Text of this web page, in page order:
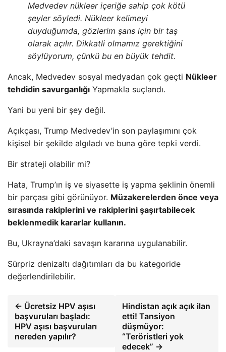
Medvedev nükleer içeriğe sahip çok kötü
şeyler söyledi. Nükleer kelimeyi
duyduğumda, gözlerim şans için bir taş
olarak açılır. Dikkatli olmamız gerektiğini
söylüyorum, çünkü bu en büyük tehdit.
Ancak, Medvedev sosyal medyadan çok geçti Nükleer
tehdidin savurganlığı Yapmakla suçlandı.
Yani bu yeni bir şey değil.
Açıkçası, Trump Medvedev’in son paylaşımını çok
kişisel bir şekilde algıladı ve buna göre tepki verdi.
Bir strateji olabilir mi?
Hata, Trump’ın iş ve siyasette iş yapma şeklinin önemli
bir parçası gibi görünüyor. Müzakerelerden önce veya
sırasında rakiplerini ve rakiplerini şaşırtabilecek
beklenmedik kararlar kullanın.
Bu, Ukrayna’daki savaşın kararına uygulanabilir.
Sürpriz denizaltı dağıtımları da bu kategoride
değerlendirilebilir.
← Ücretsiz HPV aşısı
başvuruları başladı:
HPV aşısı başvuruları
nereden yapılır?
Hindistan açık açık ilan
etti! Tansiyon
düşmüyor:
“Teröristleri yok
edecek” →